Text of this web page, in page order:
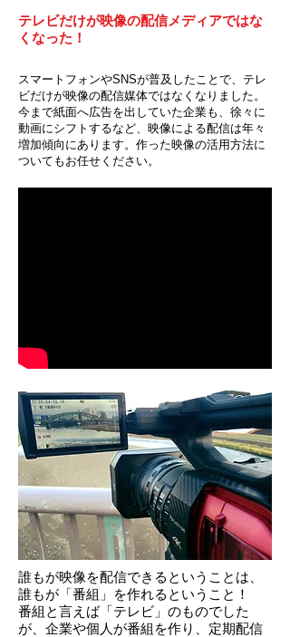
テレビだけが映像の配信メディアではな
くなった！
​スマートフォンやSNSが普及したことで、テレ
ビだけが映像の配信媒体ではなくなりました。
今まで紙面へ広告を出していた企業も、徐々に
動画にシフトするなど、映像による配信は年々
増加傾向にあります。作った映像の活用方法に
ついてもお任せください。
誰もが映像を配信できるということは、
誰もが「番組」を作れるということ！
番組と言えば「テレビ」のものでした
が、企業や個人が番組を作り、定期配信